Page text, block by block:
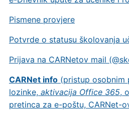
Pismene provjere
Potvrde o statusu školovanja
Prijava na CARNetov mail
CARNet info(pristup osobnim
lozinke, aktivacija Office 365,
pretinca za e-poštu, CARNet-